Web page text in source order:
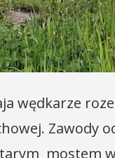
wędkarze
Zawody
mostem